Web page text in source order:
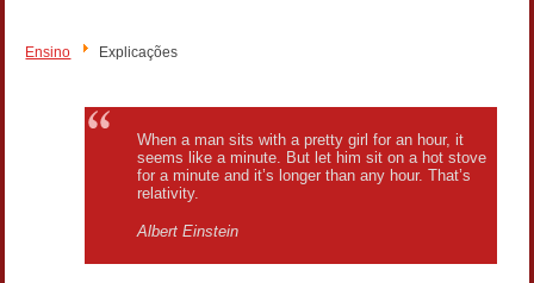
Ensino Explicações
When a man sits with a pretty girl for an hour, it
seems like a minute. But let him sit on a hot stove
for a minute and it’s longer than any hour. That’s
relativity.
Albert Einstein